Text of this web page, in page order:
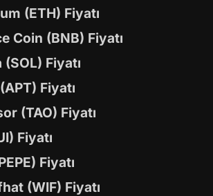
(ETH) Fiyatı
Coin (BNB) Fiyatı
(SOL) Fiyatı
Fiyatı
(TAO) Fiyatı
Fiyatı
Fiyatı
(WIF) Fiyatı